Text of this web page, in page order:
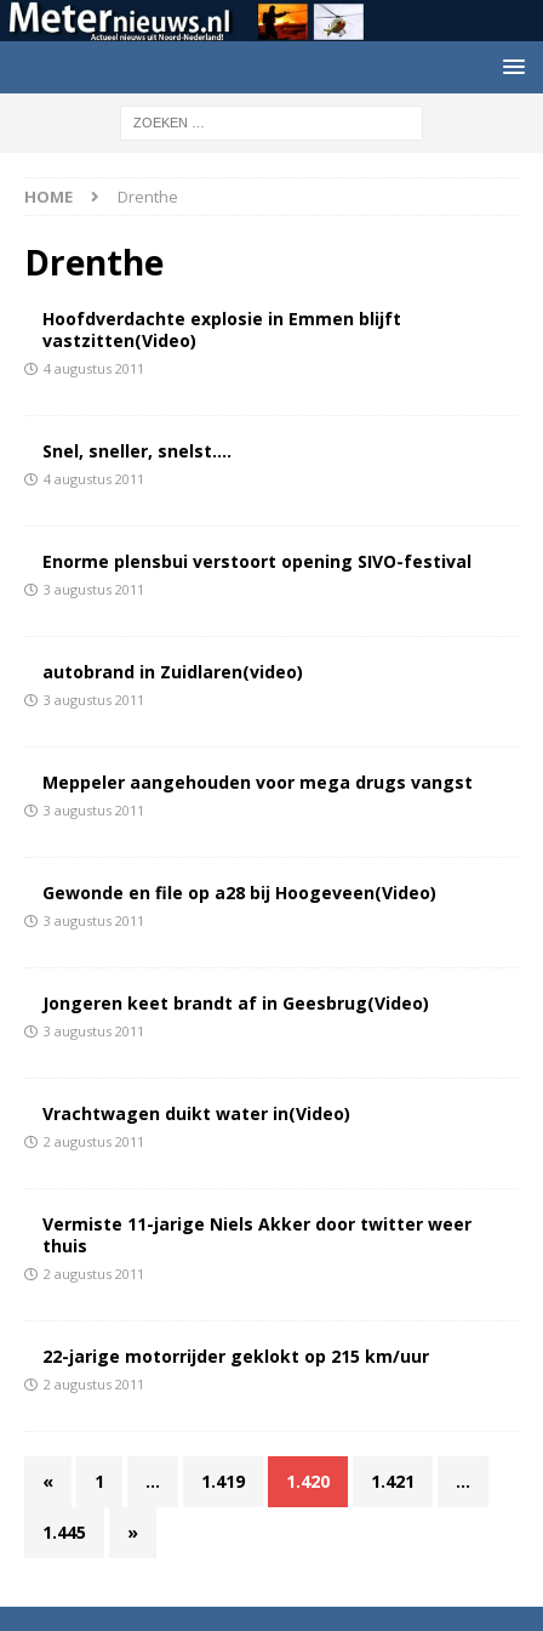
HOME Drenthe
Drenthe
Hoofdverdachte explosie in Emmen blijft
vastzitten(Video)
4 augustus 2011
Snel, sneller, snelst….
4 augustus 2011
Enorme plensbui verstoort opening SIVO-festival
3 augustus 2011
autobrand in Zuidlaren(video)
3 augustus 2011
Meppeler aangehouden voor mega drugs vangst
3 augustus 2011
Gewonde en file op a28 bij Hoogeveen(Video)
3 augustus 2011
Jongeren keet brandt af in Geesbrug(Video)
3 augustus 2011
Vrachtwagen duikt water in(Video)
2 augustus 2011
Vermiste 11-jarige Niels Akker door twitter weer
thuis
2 augustus 2011
22-jarige motorrijder geklokt op 215 km/uur
2 augustus 2011
« 1 … 1.419 1.420 1.421 …
1.445 »